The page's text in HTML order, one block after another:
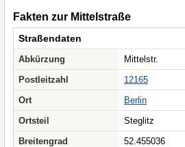
Fakten zur Mittelstraße
Straßendaten
Abkürzung
Mittelstr.
Postleitzahl
12165
Ort
Berlin
Ortsteil
Steglitz
Breitengrad
52.455036